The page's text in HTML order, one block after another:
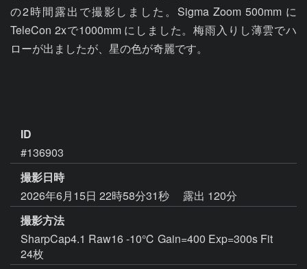
の2時間露出で撮影しました。Sigma Zoom 500mm に
TeleCon 2xで1000mm にしました。梅雨入りし薄雲でハ
ローが出ましたが、星の色が奇麗です。
ID
#136903
撮影日時
2026年6月15日 22時58分31秒
露出 120分
撮影方法
SharpCap4.1 Raw16 -10℃ Gain=400 Exp=300s Fit
24枚